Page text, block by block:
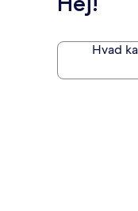
Hvad